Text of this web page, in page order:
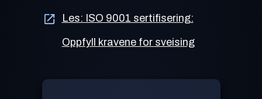
Les: ISO 9001 sertifisering:
Oppfyll kravene for sveising